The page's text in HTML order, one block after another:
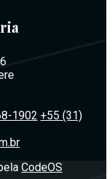
1902 +55 (31)
CodeOS